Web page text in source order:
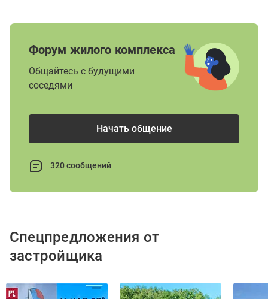
Форум жилого комплекса
Общайтесь с будущими
соседями
Начать общение
320 сообщений
Спецпредложения от
застройщика